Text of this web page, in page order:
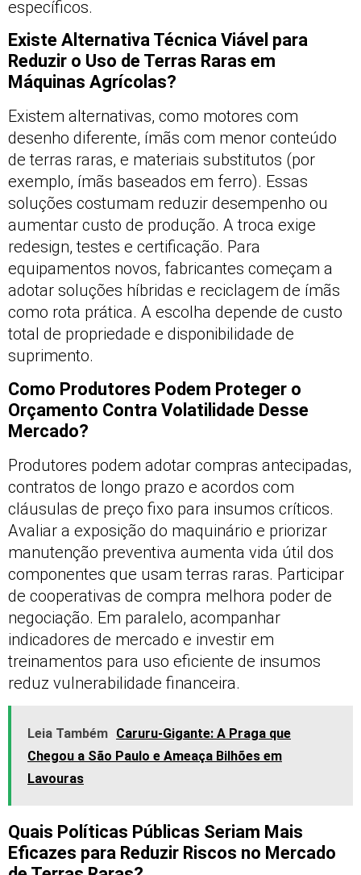
específicos.
Existe Alternativa Técnica Viável para
Reduzir o Uso de Terras Raras em
Máquinas Agrícolas?
Existem alternativas, como motores com
desenho diferente, ímãs com menor conteúdo
de terras raras, e materiais substitutos (por
exemplo, ímãs baseados em ferro). Essas
soluções costumam reduzir desempenho ou
aumentar custo de produção. A troca exige
redesign, testes e certificação. Para
equipamentos novos, fabricantes começam a
adotar soluções híbridas e reciclagem de ímãs
como rota prática. A escolha depende de custo
total de propriedade e disponibilidade de
suprimento.
Como Produtores Podem Proteger o
Orçamento Contra Volatilidade Desse
Mercado?
Produtores podem adotar compras antecipadas,
contratos de longo prazo e acordos com
cláusulas de preço fixo para insumos críticos.
Avaliar a exposição do maquinário e priorizar
manutenção preventiva aumenta vida útil dos
componentes que usam terras raras. Participar
de cooperativas de compra melhora poder de
negociação. Em paralelo, acompanhar
indicadores de mercado e investir em
treinamentos para uso eficiente de insumos
reduz vulnerabilidade financeira.
Leia Também Caruru-Gigante: A Praga que
Chegou a São Paulo e Ameaça Bilhões em
Lavouras
Quais Políticas Públicas Seriam Mais
Eficazes para Reduzir Riscos no Mercado